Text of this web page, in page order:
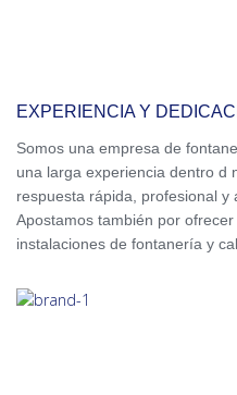
EXPERIENCIA Y
Somos una empresa de
una larga experiencia dentro d
respuesta rápida, profesional y
Apostamos también por
instalaciones de fontanería y